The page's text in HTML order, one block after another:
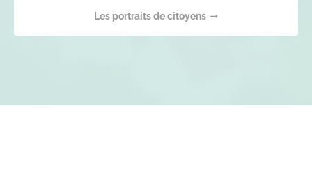
Les portraits de citoyens